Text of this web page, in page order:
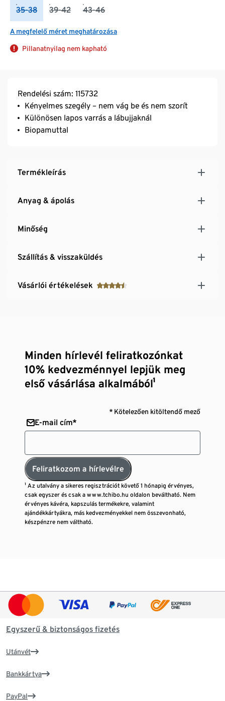
35-38 39-42 43-46
A megfelelő méret meghatározása
Pillanatnyilag nem kapható
Rendelési szám: 115732
Kényelmes szegély – nem vág be és nem szorít
Különösen lapos varrás a lábujjaknál
Biopamuttal
Termékleírás
Anyag & ápolás
Minőség
Szállítás & visszaküldés
Vásárlói értékelések
Minden hírlevél feliratkozónkat
10% kedvezménnyel lepjük meg
első vásárlása alkalmából¹
* Kötelezően kitöltendő mező
E-mail cím*
Feliratkozom a hírlevélre
¹ Az utalvány a sikeres regisztrációt követő 1 hónapig érvényes,
csak egyszer és csak a www.tchibo.hu oldalon beváltható. Nem
érvényes kávéra, kapszulás termékekre, valamint
ajándékkártyákra, más kedvezményekkel nem összevonható,
készpénzre nem váltható.
Egyszerű & biztonságos fizetés
Utánvét
Bankkártya
PayPal